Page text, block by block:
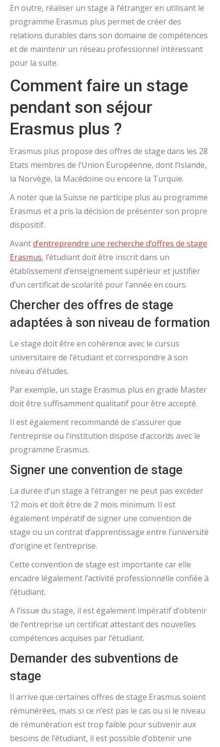
En outre, réaliser un stage à l’étranger en utilisant le
programme Erasmus plus permet de créer des
relations durables dans son domaine de compétences
et de maintenir un réseau professionnel intéressant
pour la suite.
Comment faire un stage
pendant son séjour
Erasmus plus ?
Erasmus plus propose des offres de stage dans les 28
Etats membres de l’Union Européenne, dont l’Islande,
la Norvège, la Macédoine ou encore la Turquie.
A noter que la Suisse ne participe plus au programme
Erasmus et a pris la décision de présenter son propre
dispositif.
Avantd’entreprendre une recherche d’offres de stage
Erasmus, l’étudiant doit être inscrit dans un
établissement d’enseignement supérieur et justifier
d’un certificat de scolarité pour l’année en cours.
Chercher des offres de stage
adaptées à son niveau de formation
Le stage doit être en cohérence avec le cursus
universitaire de l’étudiant et correspondre à son
niveau d’études.
Par exemple, un stage Erasmus plus en grade Master
doit être suffisamment qualitatif pour être accepté.
Il est également recommandé de s’assurer que
l’entreprise ou l’institution dispose d’accords avec le
programme Erasmus.
Signer une convention de stage
La durée d’un stage à l’étranger ne peut pas excéder
12 mois et doit être de 2 mois minimum. Il est
également impératif de signer une convention de
stage ou un contrat d’apprentissage entre l’université
d’origine et l’entreprise.
Cette convention de stage est importante car elle
encadre légalement l’activité professionnelle confiée à
l’étudiant.
A l’issue du stage, il est également impératif d’obtenir
de l’entreprise un certificat attestant des nouvelles
compétences acquises par l’étudiant.
Demander des subventions de
stage
Il arrive que certaines offres de stage Erasmus soient
rémunérées, mais si ce n’est pas le cas ou si le niveau
de rémunération est trop faible pour subvenir aux
besoins de l’étudiant, il est possible d’obtenir une